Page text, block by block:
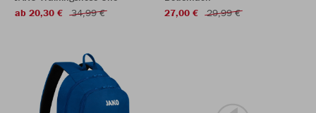
ab 20,30 €
34,99 €
27,00 €
29,99 €